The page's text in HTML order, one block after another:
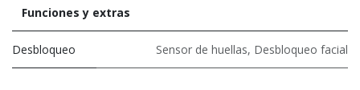
Funciones y extras
Desbloqueo Sensor de huellas, Desbloqueo facial